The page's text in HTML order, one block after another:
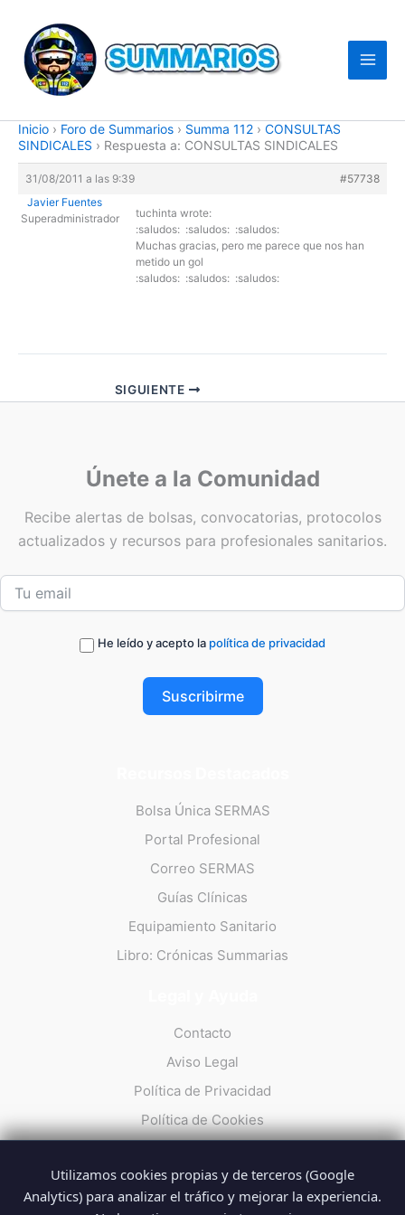
contenido
Inicio › Foro de Summarios › Summa 112 › CONSULTAS
SINDICALES › Respuesta a: CONSULTAS SINDICALES
31/08/2011 a las 9:39
#57738
Javier Fuentes
Superadministrador
tuchinta wrote:
:saludos: :saludos: :saludos:
Muchas gracias, pero me parece que nos han
metido un gol
:saludos: :saludos: :saludos:
SIGUIENTE
Únete a la Comunidad
Recibe alertas de bolsas, convocatorias, protocolos
actualizados y recursos para profesionales sanitarios.
He leído y acepto la política de privacidad
Suscribirme
Bolsa Única SERMAS
Portal Profesional
Correo SERMAS
Guías Clínicas
Equipamiento Sanitario
Libro: Crónicas Summarias
Contacto
Aviso Legal
Política de Privacidad
Política de Cookies
Utilizamos cookies propias y de terceros (Google
Analytics) para analizar el tráfico y mejorar la experiencia.